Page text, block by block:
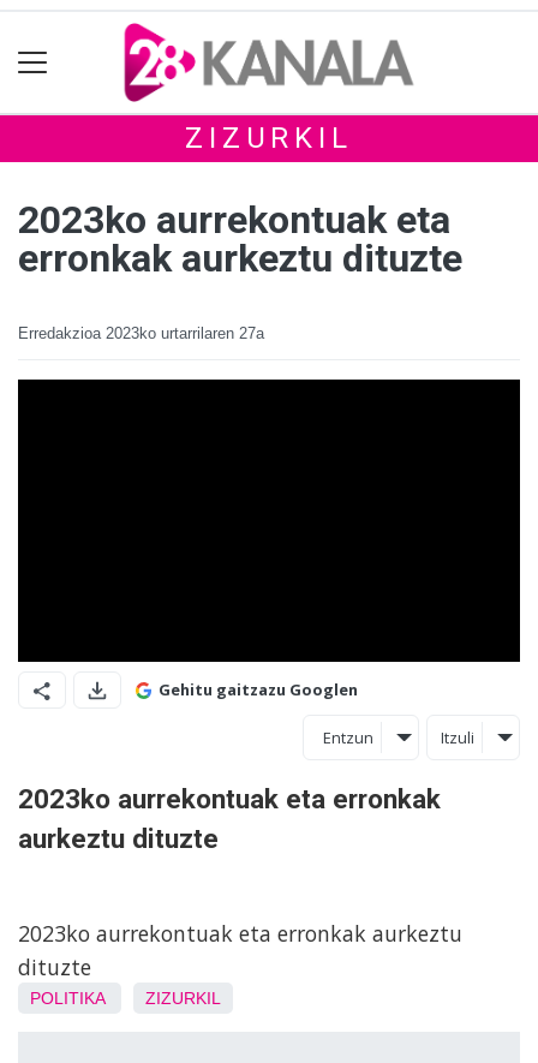
ZIZURKIL
2023ko aurrekontuak eta
erronkak aurkeztu dituzte
Erredakzioa 2023ko urtarrilaren 27a
Gehitu gaitzazu Googlen
Entzun Itzuli
2023ko aurrekontuak eta erronkak
aurkeztu dituzte
2023ko aurrekontuak eta erronkak aurkeztu
dituzte
POLITIKA ZIZURKIL